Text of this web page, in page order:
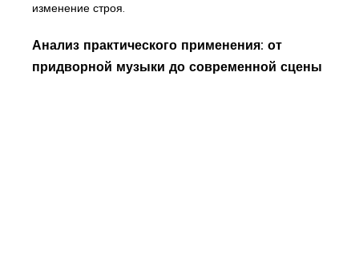
изменение строя.
Анализ практического применения: от
придворной музыки до современной сцены